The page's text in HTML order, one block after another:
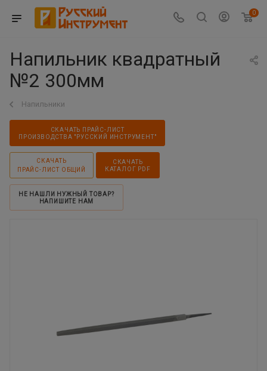
0
Напильник квадратный
№2 300мм
Напильники
СКАЧАТЬ ПРАЙС-ЛИСТ
ПРОИЗВОДСТВА "РУССКИЙ ИНСТРУМЕНТ"
СКАЧАТЬ
ПРАЙС-ЛИСТ ОБЩИЙ
СКАЧАТЬ
КАТАЛОГ PDF
НЕ НАШЛИ НУЖНЫЙ ТОВАР?
НАПИШИТЕ НАМ